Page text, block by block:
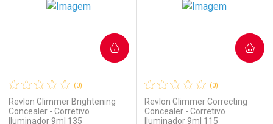
(0)
Revlon Glimmer Brightening
Concealer - Corretivo
Iluminador 9ml 135
COMPRAR
(0)
Revlon Glimmer Correcting
Concealer - Corretivo
Iluminador 9ml 115
COMPRAR